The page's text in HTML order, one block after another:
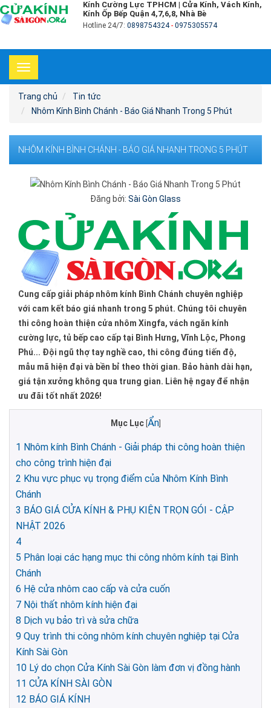
Kính Cường Lực TPHCM | Cửa Kính, Vách Kính,
Kính Ốp Bếp Quận 4,7,6,8, Nhà Bè
Hotline 24/7: 0898754324- 0975305574
Toggle
navigation
Trang chủ
Tin tức
Nhôm Kính Bình Chánh - Báo Giá Nhanh Trong 5 Phút
NHÔM KÍNH BÌNH CHÁNH - BÁO GIÁ NHANH TRONG 5 PHÚT
Đăng bởi: Sài Gòn Glass
Cung cấp giải pháp nhôm kính Bình Chánh chuyên nghiệp
với cam kết báo giá nhanh trong 5 phút. Chúng tôi chuyên
thi công hoàn thiện cửa nhôm Xingfa, vách ngăn kính
cường lực, tủ bếp cao cấp tại Bình Hưng, Vĩnh Lộc, Phong
Phú... Đội ngũ thợ tay nghề cao, thi công đúng tiến độ,
mẫu mã hiện đại và bền bỉ theo thời gian. Bảo hành dài hạn,
giá tận xưởng không qua trung gian. Liên hệ ngay để nhận
ưu đãi tốt nhất 2026!
Mục Lục Ẩn]
1 Nhôm kính Bình Chánh - Giải pháp thi công hoàn thiện
cho công trình hiện đại
2 Khu vực phục vụ trọng điểm của Nhôm Kính Bình
Chánh
3 BÁO GIÁ CỬA KÍNH & PHỤ KIỆN TRỌN GÓI - CẬP
NHẬT 2026
4
5 Phân loại các hạng mục thi công nhôm kính tại Bình
Chánh
6 Hệ cửa nhôm cao cấp và cửa cuốn
7 Nội thất nhôm kính hiện đại
8 Dịch vụ bảo trì và sửa chữa
9 Quy trình thi công nhôm kính chuyên nghiệp tại Cửa
Kính Sài Gòn
10 Lý do chọn Cửa Kính Sài Gòn làm đơn vị đồng hành
11 CỬA KÍNH SÀI GÒN
12 BÁO GIÁ KÍNH